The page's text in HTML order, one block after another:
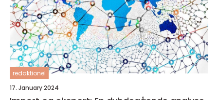
redaktionel
17. January 2024